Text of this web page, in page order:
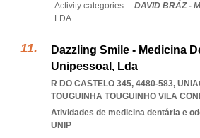
Activity categories: ...DAVID BRÁZ -
LDA...
Dazzling Smile - Medicina
Unipessoal, Lda
R DO CASTELO 345, 4480-583,
TOUGUINHA TOUGUINHO VILA
Atividades de medicina dentária e
UNIP